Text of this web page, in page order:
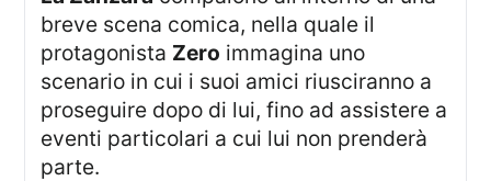
breve scena comica, nella quale il
protagonista Zero immagina uno
scenario in cui i suoi amici riusciranno a
proseguire dopo di lui, fino ad assistere a
eventi particolari a cui lui non prenderà
parte.